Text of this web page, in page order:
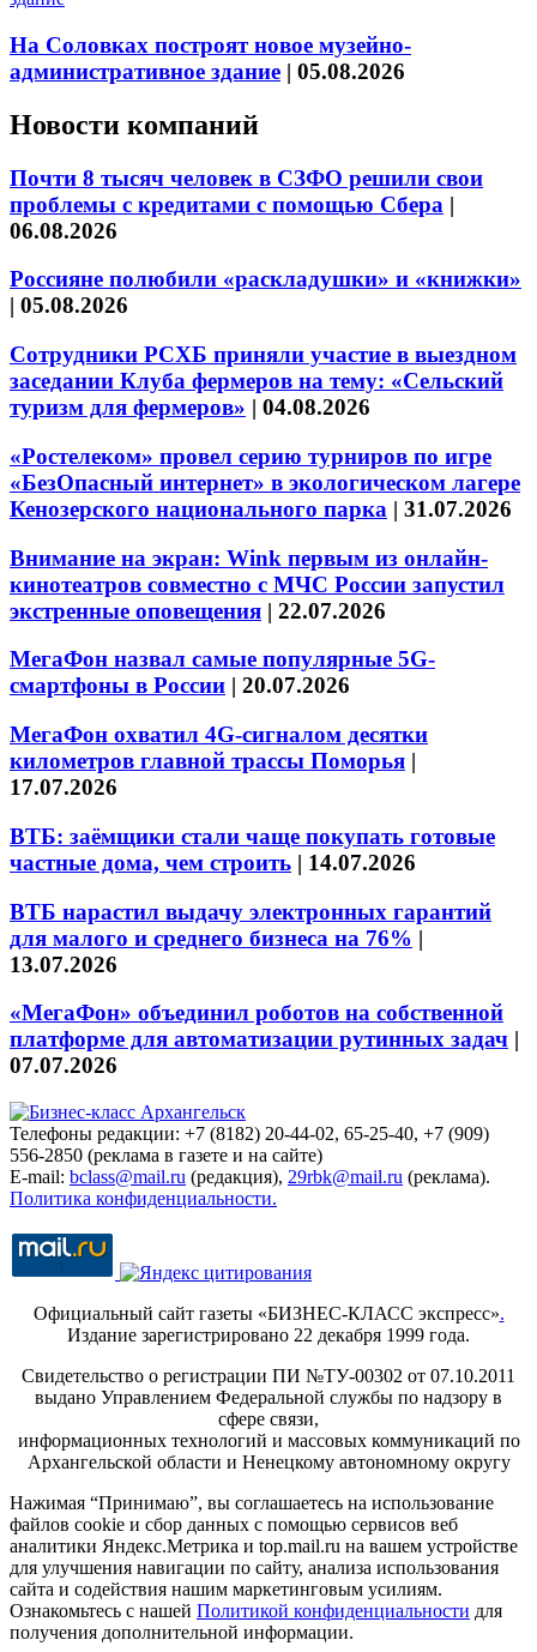
На Соловках построят новое музейно-
административное здание | 05.08.2026
Новости компаний
Почти 8 тысяч человек в СЗФО решили свои
проблемы с кредитами с помощью Сбера |
06.08.2026
Россияне полюбили «раскладушки» и «книжки»
| 05.08.2026
Сотрудники РСХБ приняли участие в выездном
заседании Клуба фермеров на тему: «Сельский
туризм для фермеров» | 04.08.2026
«Ростелеком» провел серию турниров по игре
«БезОпасный интернет» в экологическом лагере
Кенозерского национального парка | 31.07.2026
Внимание на экран: Wink первым из онлайн-
кинотеатров совместно с МЧС России запустил
экстренные оповещения | 22.07.2026
МегаФон назвал самые популярные 5G-
смартфоны в России | 20.07.2026
МегаФон охватил 4G-сигналом десятки
километров главной трассы Поморья |
17.07.2026
ВТБ: заёмщики стали чаще покупать готовые
частные дома, чем строить | 14.07.2026
ВТБ нарастил выдачу электронных гарантий
для малого и среднего бизнеса на 76% |
13.07.2026
«МегаФон» объединил роботов на собственной
платформе для автоматизации рутинных задач |
07.07.2026
Телефоны редакции: +7 (8182) 20-44-02, 65-25-40, +7 (909)
556-2850 (реклама в газете и на сайте)
E-mail: bclass@mail.ru (редакция), 29rbk@mail.ru (реклама).
Политика конфиденциальности.
Официальный сайт газеты «БИЗНЕС-КЛАСС экспресс».
Издание зарегистрировано 22 декабря 1999 года.
Свидетельство о регистрации ПИ №ТУ-00302 от 07.10.2011
выдано Управлением Федеральной службы по надзору в
сфере связи,
информационных технологий и массовых коммуникаций по
Архангельской области и Ненецкому автономному округу
Нажимая “Принимаю”, вы соглашаетесь на использование
файлов cookie и сбор данных с помощью сервисов веб
аналитики Яндекс.Метрика и top.mail.ru на вашем устройстве
для улучшения навигации по сайту, анализа использования
сайта и содействия нашим маркетинговым усилиям.
Ознакомьтесь с нашей Политикой конфиденциальности для
получения дополнительной информации.